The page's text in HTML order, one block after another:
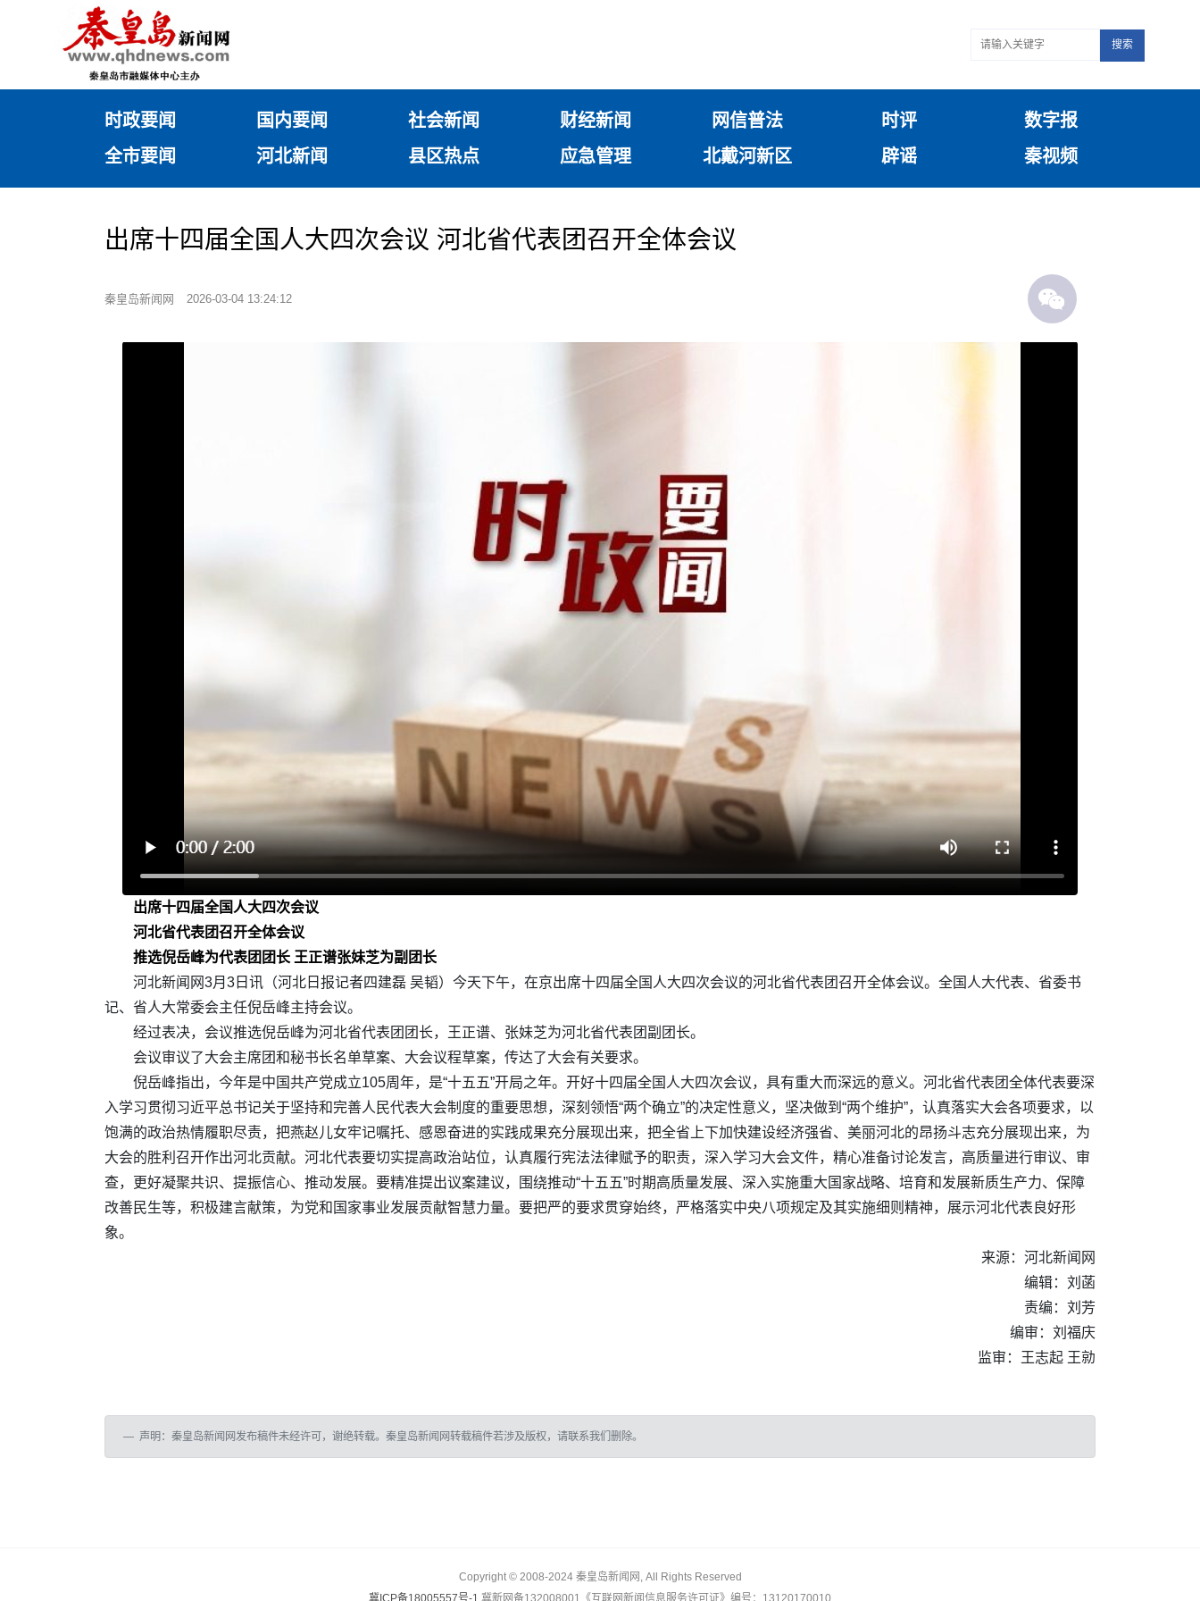
搜索
时政要闻 国内要闻 社会新闻 财经新闻 网信普法 时评
数字报
全市要闻
河北新闻 县区热点 应急管理 北戴河新区 辟谣 秦视频
出席十四届全国人大四次会议 河北省代表团召开全体会议
秦皇岛新闻网 2026-03-04 13:24:12
出席十四届全国人大四次会议
河北省代表团召开全体会议
推选倪岳峰为代表团团长 王正谱张妹芝为副团长
河北新闻网3月3日讯（河北日报记者四建磊 吴韬）今天下午，在京出席十四届全国人大四次会议的河北省代表团召开全体会议。全国人大代表、省委书
记、省人大常委会主任倪岳峰主持会议。
经过表决，会议推选倪岳峰为河北省代表团团长，王正谱、张妹芝为河北省代表团副团长。
会议审议了大会主席团和秘书长名单草案、大会议程草案，传达了大会有关要求。
倪岳峰指出，今年是中国共产党成立105周年，是“十五五”开局之年。开好十四届全国人大四次会议，具有重大而深远的意义。河北省代表团全体代表要深
入学习贯彻习近平总书记关于坚持和完善人民代表大会制度的重要思想，深刻领悟“两个确立”的决定性意义，坚决做到“两个维护”，认真落实大会各项要求，以
饱满的政治热情履职尽责，把燕赵儿女牢记嘱托、感恩奋进的实践成果充分展现出来，把全省上下加快建设经济强省、美丽河北的昂扬斗志充分展现出来，为
大会的胜利召开作出河北贡献。河北代表要切实提高政治站位，认真履行宪法法律赋予的职责，深入学习大会文件，精心准备讨论发言，高质量进行审议、审
查，更好凝聚共识、提振信心、推动发展。要精准提出议案建议，围绕推动“十五五”时期高质量发展、深入实施重大国家战略、培育和发展新质生产力、保障
改善民生等，积极建言献策，为党和国家事业发展贡献智慧力量。要把严的要求贯穿始终，严格落实中央八项规定及其实施细则精神，展示河北代表良好形
象。
来源：河北新闻网
编辑：刘菡
责编：刘芳
编审：刘福庆
监审：王志起 王勍
声明：秦皇岛新闻网发布稿件未经许可，谢绝转载。秦皇岛新闻网转载稿件若涉及版权，请联系我们删除。
Copyright © 2008-2024 秦皇岛新闻网, All Rights Reserved
冀ICP备18005557号-1 冀新网备132008001《互联网新闻信息服务许可证》编号：13120170010